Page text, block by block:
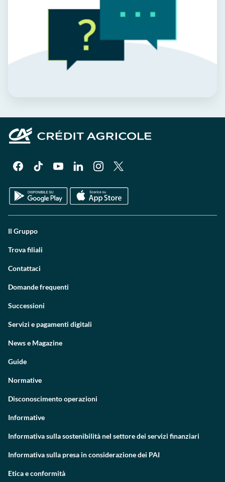
Il Gruppo
Trova filiali
Contattaci
Domande frequenti
Successioni
Servizi e pagamenti digitali
News e Magazine
Guide
Normative
Disconoscimento operazioni
Informative
Informativa sulla sostenibilità nel settore dei servizi finanziari
Informativa sulla presa in considerazione dei PAI
Etica e conformità